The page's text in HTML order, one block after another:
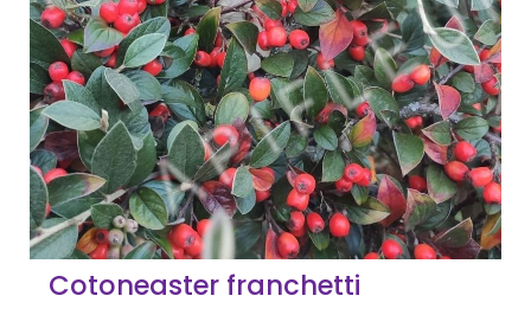
Cotoneaster franchetti